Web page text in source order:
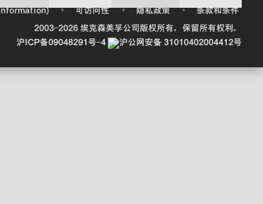
• 可访问性 • 隐私政策 •
条款和条件
2003-2026 埃克森美孚公司版权所有。保留所有权利。
沪ICP备09048291号-4
沪公网安备 31010402004412号